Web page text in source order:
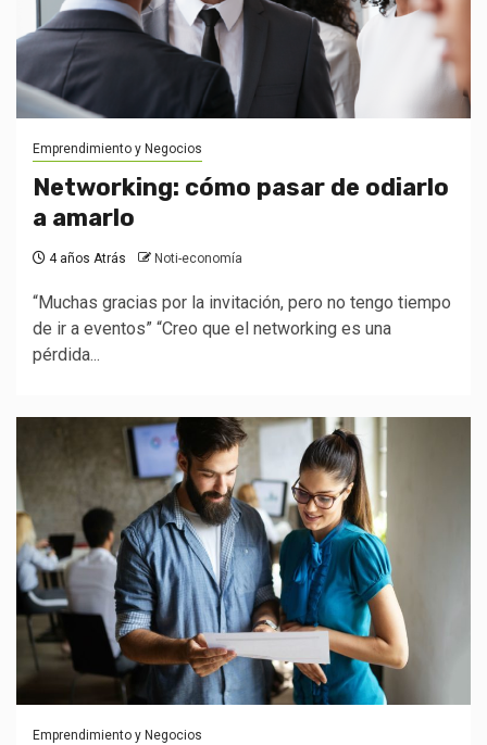
Emprendimiento y Negocios
Networking: cómo pasar de odiarlo
a amarlo
4 años Atrás Noti-economía
“Muchas gracias por la invitación, pero no tengo tiempo
de ir a eventos” “Creo que el networking es una
pérdida...
Emprendimiento y Negocios